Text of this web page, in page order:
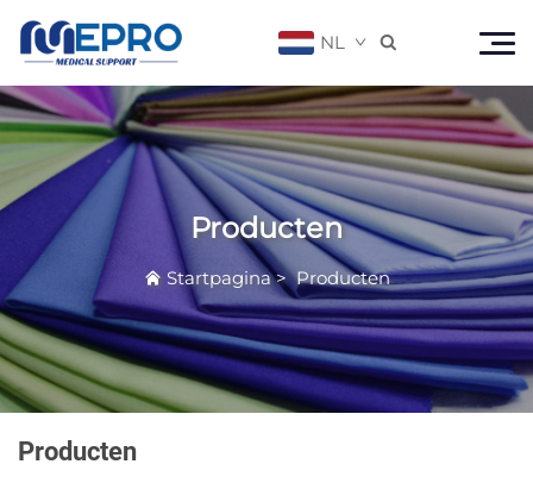
NL 
Producten
Startpagina>Producten
Producten